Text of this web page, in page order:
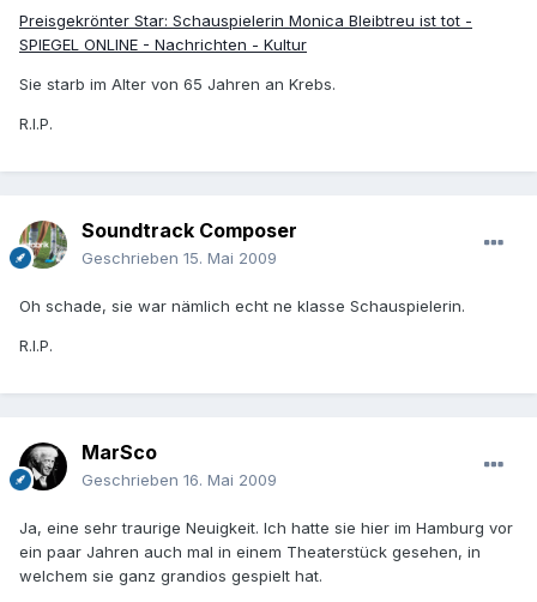
Preisgekrönter Star: Schauspielerin Monica Bleibtreu ist tot -
SPIEGEL ONLINE - Nachrichten - Kultur
Sie starb im Alter von 65 Jahren an Krebs.
R.I.P.
Soundtrack Composer
Geschrieben 15. Mai 2009
Oh schade, sie war nämlich echt ne klasse Schauspielerin.
R.I.P.
MarSco
Geschrieben 16. Mai 2009
Ja, eine sehr traurige Neuigkeit. Ich hatte sie hier im Hamburg vor
ein paar Jahren auch mal in einem Theaterstück gesehen, in
welchem sie ganz grandios gespielt hat.